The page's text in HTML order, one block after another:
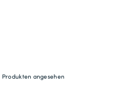
angesehen